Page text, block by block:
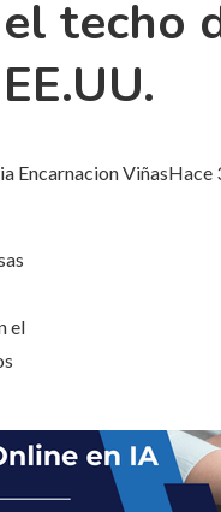
techo
Encarnacion ViñasHace